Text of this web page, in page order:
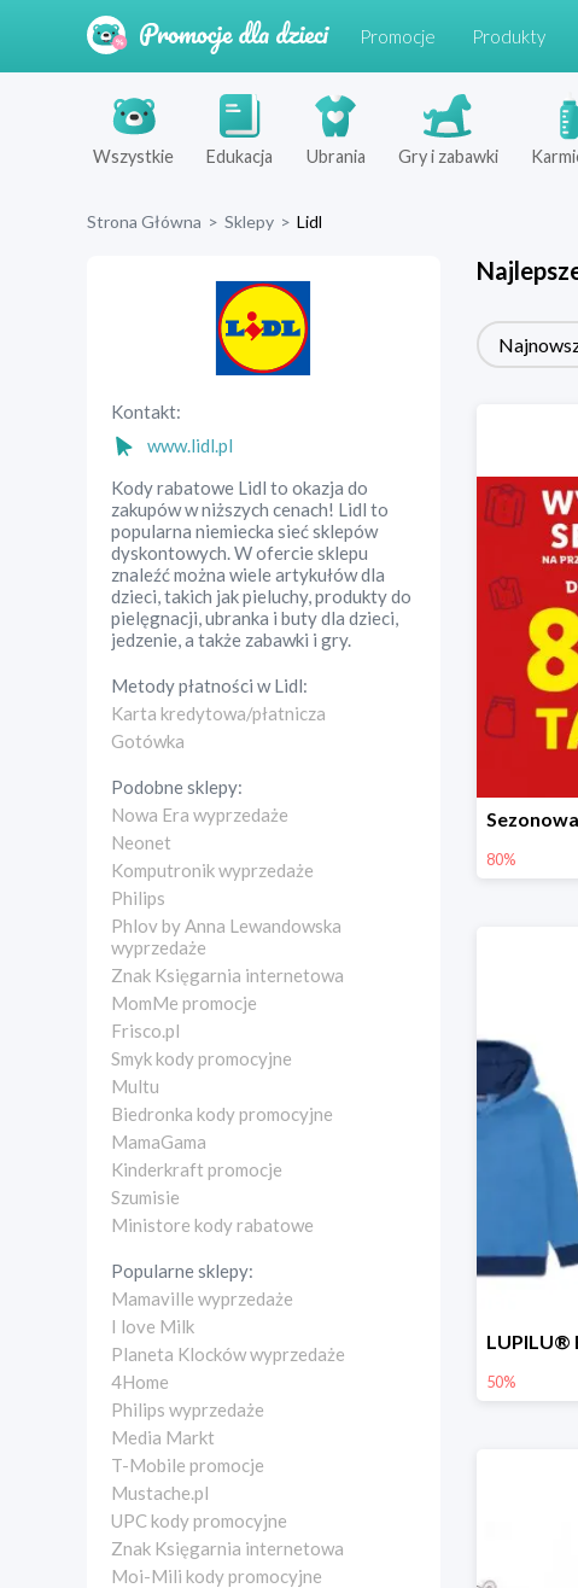
Promocje Produkty
Wszystkie Edukacja Ubrania Gry i zabawki
Strona Główna > Sklepy > Lidl
Kontakt:
www.lidl.pl
Kody rabatowe Lidl to okazja do
zakupów w niższych cenach! Lidl to
popularna niemiecka sieć sklepów
dyskontowych. W ofercie sklepu
znaleźć można wiele artykułów dla
dzieci, takich jak pieluchy, produkty do
pielęgnacji, ubranka i buty dla dzieci,
jedzenie, a także zabawki i gry.
Metody płatności wLidl:
Karta kredytowa/płatnicza
Gotówka
Podobne sklepy:
Nowa Era wyprzedaże
Neonet
Komputronik wyprzedaże
Philips
Phlov by Anna Lewandowska
wyprzedaże
Znak Księgarnia internetowa
MomMe promocje
Frisco.pl
Smyk kody promocyjne
Multu
Biedronka kody promocyjne
MamaGama
Kinderkraft promocje
Szumisie
Ministore kody rabatowe
Popularne sklepy:
Mamaville wyprzedaże
I love Milk
Planeta Klocków wyprzedaże
4Home
Philips wyprzedaże
Media Markt
T-Mobile promocje
Mustache.pl
UPC kody promocyjne
Znak Księgarnia internetowa
Moi-Mili kody promocyjne
80%
50%